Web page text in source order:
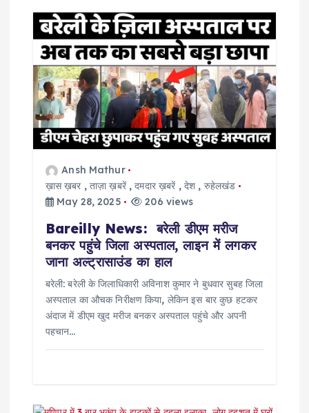
g
a
t
Ansh Mathur
ख़ास ख़बर ,ताज़ा ख़बरें,दमदार ख़बरें , देश , रुहेलखंड
May 28, 2025
206 views
Bareilly News: बरेली डीएम मरीज
बनकर पहुंचे जिला अस्पताल, लाइन में लगकर
जाना अल्ट्रासाउंड का हाल
बरेली: बरेली के जिलाधिकारी अविनाश कुमार ने बुधवार सुबह जिला
अस्पताल का औचक निरीक्षण किया, लेकिन इस बार कुछ हटकर
अंदाज में डीएम खुद मरीज बनकर अस्पताल पहुंचे और अपनी
पहचान…